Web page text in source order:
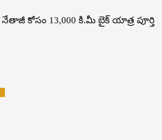
నేతాజీ కోసం 13,000 కి.మీ బైక్ యాత్ర పూర్తి